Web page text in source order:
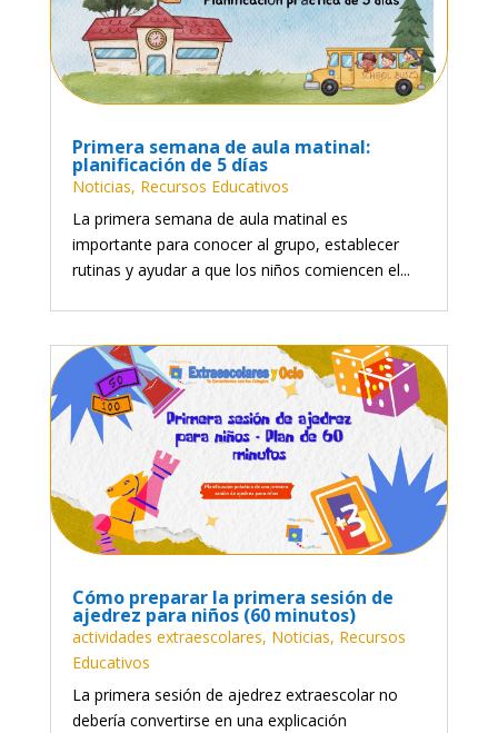
Primera semana de aula matinal:
planificación de 5 días
Noticias, Recursos Educativos
La primera semana de aula matinal es
importante para conocer al grupo, establecer
rutinas y ayudar a que los niños comiencen el...
Cómo preparar la primera sesión de
ajedrez para niños (60 minutos)
actividades extraescolares, Noticias, Recursos
Educativos
La primera sesión de ajedrez extraescolar no
debería convertirse en una explicación